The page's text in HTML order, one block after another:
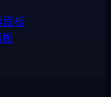
板